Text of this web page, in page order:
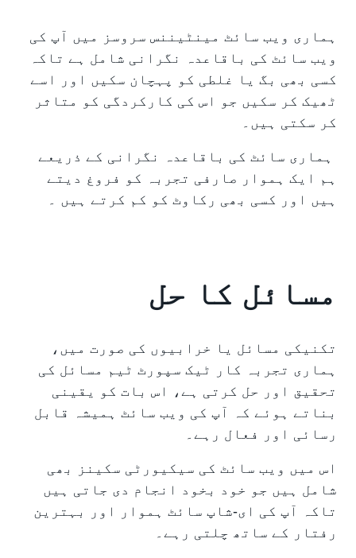
ہماری ویب سائٹ مینٹیننس سروسز میں آپ کی
ویب سائٹ کی باقاعدہ نگرانی شامل ہے تاکہ
کسی بھی بگ یا غلطی کو پہچان سکیں اور اسے
ٹھیک کر سکیں جو اس کی کارکردگی کو متاثر
کر سکتی ہیں۔
ہماری سائٹ کی باقاعدہ نگرانی کے ذریعے
ہم ایک ہموار صارفی تجربہ کو فروغ دیتے
ہیں اور کسی بھی رکاوٹ کو کم کرتے ہیں ۔
مسائل کا حل
تکنیکی مسائل یا خرابیوں کی صورت میں،
ہماری تجربہ کار ٹیک سپورٹ ٹیم مسائل کی
تحقیق اور حل کرتی ہے، اس بات کو یقینی
بناتے ہوئے کہ آپ کی ویب سائٹ ہمیشہ قابل
رسائی اور فعال رہے۔
اس میں ویب سائٹ کی سیکیورٹی سکینز بھی
شامل ہیں جو خود بخود انجام دی جاتی ہیں
تاکہ آپ کی ای-شاپ سائٹ ہموار اور بہترین
رفتار کے ساتھ چلتی رہے۔